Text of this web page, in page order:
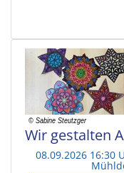
Wir gestalten
08.09.2026 16:30